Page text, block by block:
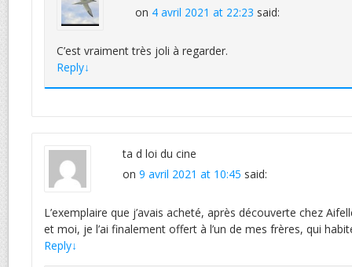
on 4 avril 2021 at 22:23 said:
C’est vraiment très joli à regarder.
Reply↓
ta d loi du cine
on 9 avril 2021 at 10:45 said:
L’exemplaire que j’avais acheté, après découverte chez
et moi, je l’ai finalement offert à l’un de mes frères, qui
Reply↓